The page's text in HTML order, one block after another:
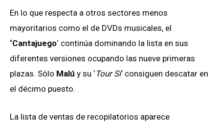
En lo que respecta a otros sectores menos
mayoritarios como el de DVDs musicales, el
‘Cantajuego‘ continúa dominando la lista en sus
diferentes versiones ocupando las nueve primeras
plazas. Sólo Malú y su ‘Tour Sí‘ consiguen descatar en
el décimo puesto.
La lista de ventas de recopilatorios aparece